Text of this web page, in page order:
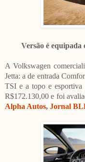
Versão é equipada
A Volkswagen
Jetta: a de entrada
TSI e a topo e
R$172.130,00 e foi
Alpha Autos, Jornal